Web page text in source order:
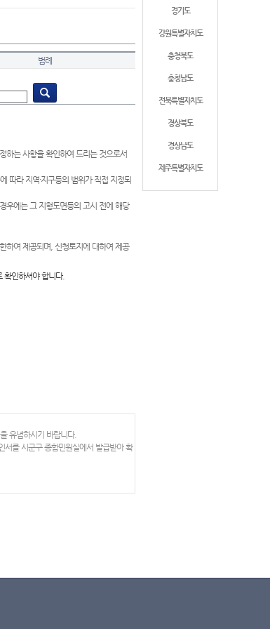
경기도
강원특별자치도
충청북도
충청남도
전북특별자치도
경상북도
경상남도
제주특별자치도
범례
하는 사항을 확인하여 드리는 것으로서
따라 지역·지구등의 범위가 직접 지정되
우에는 그 지형도면등의 고시 전에 해당
하여 제공되며, 신청토지에 대하여 제공
확인하셔야 합니다.
유념하시기 바랍니다.
서를 시군구 종합민원실에서 발급받아 확